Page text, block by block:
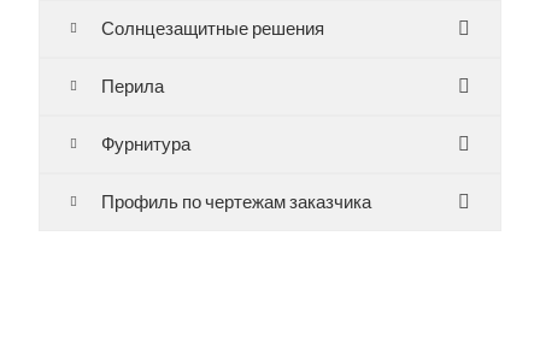
Солнцезащитные решения
Перила
Фурнитура
Профиль по чертежам заказчика